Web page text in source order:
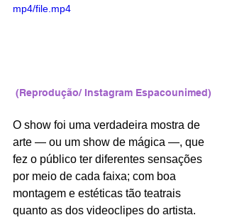
mp4/file.mp4
(Reprodução/ Instagram Espacounimed)
O show foi uma verdadeira mostra de
arte — ou um show de mágica —, que
fez o público ter diferentes sensações
por meio de cada faixa; com boa
montagem e estéticas tão teatrais
quanto as dos videoclipes do artista.